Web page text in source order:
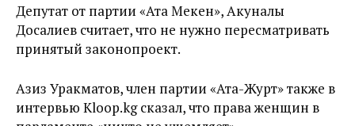
Депутат от партии «Ата Мекен», Акуналы
Досалиев считает, что не нужно пересматривать
принятый законопроект.
Азиз Уракматов, член партии «Ата-Журт» также в
интервью Kloop.kg сказал, что права женщин в